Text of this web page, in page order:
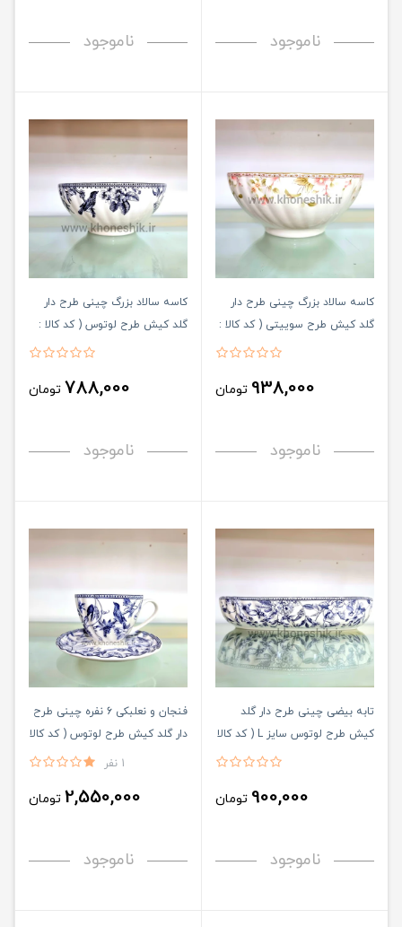
ناموجود ناموجود
کاسه سالاد بزرگ چینی طرح دار
گلد کیش طرح سوییتی ( کد کالا :
938,000 تومان
ناموجود
کاسه سالاد بزرگ چینی طرح دار
گلد کیش طرح لوتوس ( کد کالا :
788,000 تومان
ناموجود
تابه بیضی چینی طرح دار گلد
کیش طرح لوتوس سایز L ( کد کالا
900,000 تومان
ناموجود
فنجان و نعلبکی 6 نفره چینی طرح
دار گلد کیش طرح لوتوس ( کد کالا
1 نفر
2,550,000 تومان
ناموجود